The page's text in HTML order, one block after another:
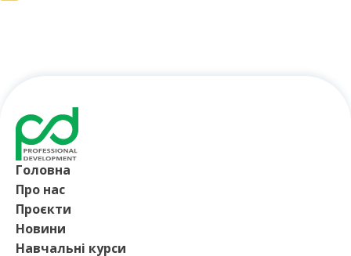
Головна
Про нас
Проєкти
Новини
Навчальні курси